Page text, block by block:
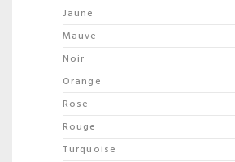
Jaune
Mauve
Noir
Orange
Rose
Rouge
Turquoise